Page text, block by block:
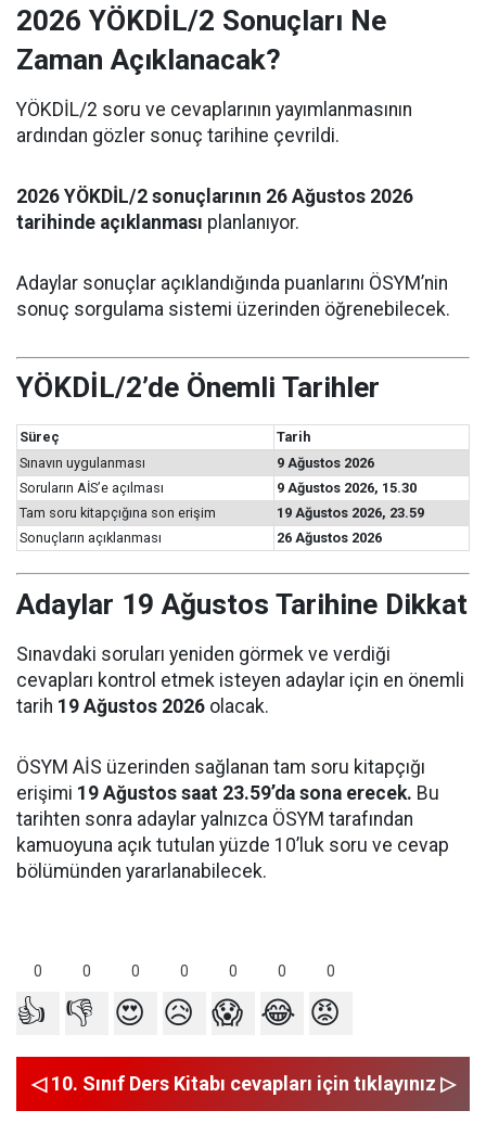
2026 YÖKDİL/2 Sonuçları Ne
Zaman Açıklanacak?
YÖKDİL/2 soru ve cevaplarının yayımlanmasının
ardından gözler sonuç tarihine çevrildi.
2026 YÖKDİL/2 sonuçlarının 26 Ağustos 2026
tarihinde açıklanması planlanıyor.
Adaylar sonuçlar açıklandığında puanlarını ÖSYM’nin
sonuç sorgulama sistemi üzerinden öğrenebilecek.
YÖKDİL/2’de Önemli Tarihler
Süreç
Tarih
Sınavın uygulanması
9 Ağustos 2026
Soruların AİS’e açılması
9 Ağustos 2026, 15.30
Tam soru kitapçığına son erişim
19 Ağustos 2026, 23.59
Sonuçların açıklanması
26 Ağustos 2026
Adaylar 19 Ağustos Tarihine Dikkat
Sınavdaki soruları yeniden görmek ve verdiği
cevapları kontrol etmek isteyen adaylar için en önemli
tarih 19 Ağustos 2026 olacak.
ÖSYM AİS üzerinden sağlanan tam soru kitapçığı
erişimi 19 Ağustos saat 23.59’da sona erecek. Bu
tarihten sonra adaylar yalnızca ÖSYM tarafından
kamuoyuna açık tutulan yüzde 10’luk soru ve cevap
bölümünden yararlanabilecek.
0 0 0 0 0 0 0
👍 👎 😍 😥 😱 😂 😡
◁ 10. Sınıf Ders Kitabı cevapları için tıklayınız ▷